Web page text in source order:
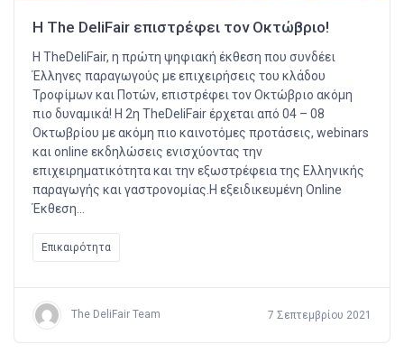
Η The DeliFair επιστρέφει τον Οκτώβριο!
Η TheDeliFair, η πρώτη ψηφιακή έκθεση που συνδέει
Έλληνες παραγωγούς με επιχειρήσεις του κλάδου
Τροφίμων και Ποτών, επιστρέφει τον Οκτώβριο ακόμη
πιο δυναμικά! Η 2η TheDeliFair έρχεται από 04 – 08
Οκτωβρίου με ακόμη πιο καινοτόμες προτάσεις, webinars
και online εκδηλώσεις ενισχύοντας την
επιχειρηματικότητα και την εξωστρέφεια της Ελληνικής
παραγωγής και γαστρονομίας.Η εξειδικευμένη Online
Έκθεση…
Επικαιρότητα
The DeliFair Team 7 Σεπτεμβρίου 2021